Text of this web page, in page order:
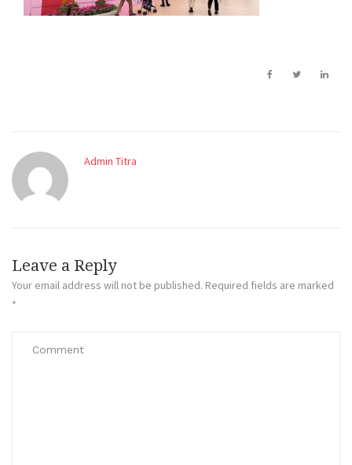
Admin Titra
Leave a Reply
Your email address will not be published. Required fields are marked
*